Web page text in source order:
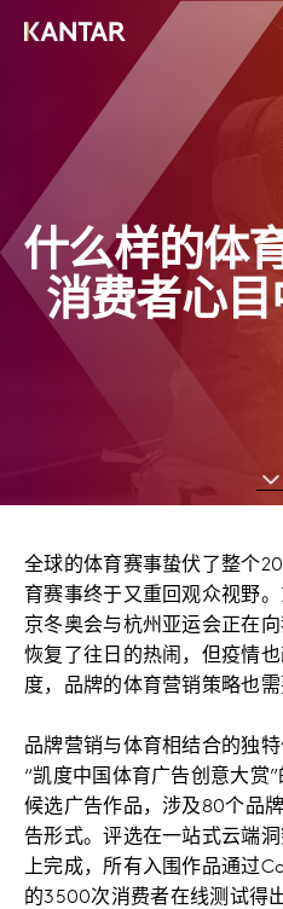
什么样的体
消费者心目
全球的体育赛事蛰伏了整个
育赛事终于又重回观众视野
京冬奥会与杭州亚运会正在
恢复了往日的热闹，但疫情
度，品牌的体育营销策略也需
品牌营销与体育相结合的独
“凯度中国体育广告创意大赏
候选广告作品，涉及80个品
告形式。评选在一站式云端
上完成，所有入围作品通过
的3500次消费者在线测试得